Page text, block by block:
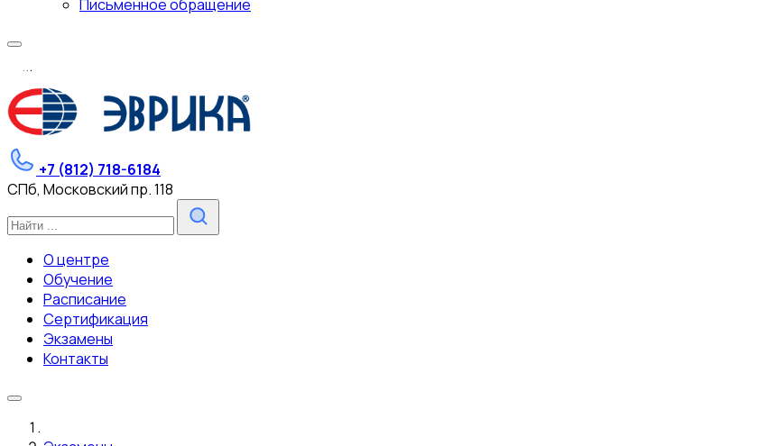
Письменное обращение
...
+7 (812) 718-6184
СПб, Московский пр. 118
О центре
Обучение
Расписание
Сертификация
Экзамены
Контакты